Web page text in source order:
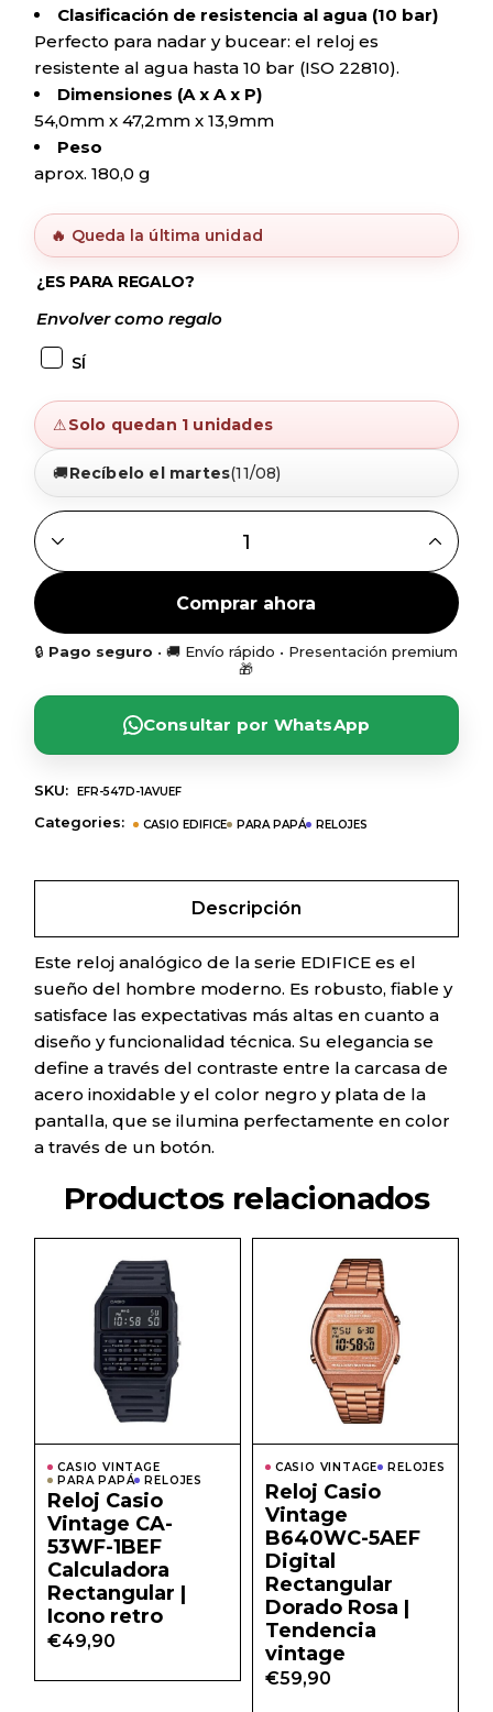
Clasificación de resistencia al agua (10 bar)
Perfecto para nadar y bucear: el reloj es
resistente al agua hasta 10 bar (ISO 22810).
Dimensiones (A x A x P)
54,0mm x 47,2mm x 13,9mm
Peso
aprox. 180,0 g
🔥 Queda la última unidad
¿ES PARA REGALO?
Envolver como regalo
SÍ
⚠Solo quedan 1 unidades
🚚Recíbelo el martes(11/08)
RELOJ EDIFICE DE ESTILO CLÁSICO CON CADENA DE
Comprar ahora
🔒 Pago seguro • 🚚 Envío rápido • Presentación premium
🎁
Consultar por WhatsApp
SKU: EFR-547D-1AVUEF
Categories: CASIO EDIFICE PARA PAPÁ RELOJES
Descripción
Este reloj analógico de la serie EDIFICE es el
sueño del hombre moderno. Es robusto, fiable y
satisface las expectativas más altas en cuanto a
diseño y funcionalidad técnica. Su elegancia se
define a través del contraste entre la carcasa de
acero inoxidable y el color negro y plata de la
pantalla, que se ilumina perfectamente en color
a través de un botón.
Productos relacionados
CASIO VINTAGE
PARA PAPÁ
RELOJES
Reloj Casio
Vintage CA-
53WF-1BEF
Calculadora
Rectangular |
Icono retro
€49,90
CASIO VINTAGE RELOJES
Reloj Casio
Vintage
B640WC-5AEF
Digital
Rectangular
Dorado Rosa |
Tendencia
vintage
€59,90